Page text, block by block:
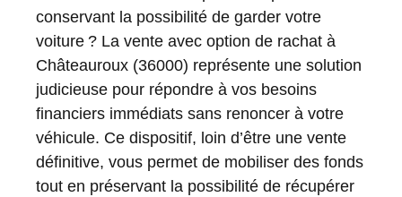
conservant la possibilité de garder votre
voiture ? La vente avec option de rachat à
Châteauroux (36000) représente une solution
judicieuse pour répondre à vos besoins
financiers immédiats sans renoncer à votre
véhicule. Ce dispositif, loin d’être une vente
définitive, vous permet de mobiliser des fonds
tout en préservant la possibilité de récupérer